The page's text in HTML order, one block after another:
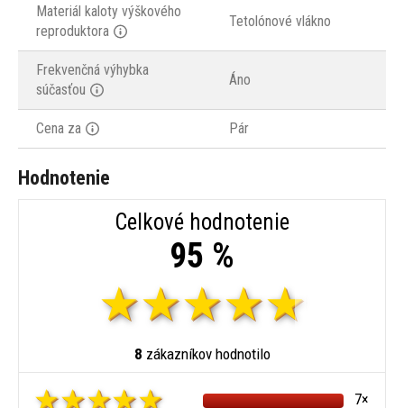
Materiál kaloty výškového
reproduktora
Tetolónové vlákno
Frekvenčná výhybka
súčasťou
Áno
Cena za Pár
Hodnotenie
Celkové hodnotenie
95 %
8 zákazníkov hodnotilo
7×